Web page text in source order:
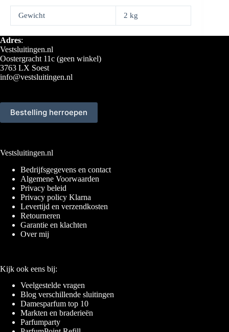
Gewicht 2 kg
Adres:
Vestsluitingen.nl
Oostergracht 11c (geen winkel)
3763 LX Soest
info@vestsluitingen.nl
Bestelling herroepen
Vestsluitingen.nl
Bedrijfsgegevens en contact
Algemene Voorwaarden
Privacy beleid
Privacy policy Klarna
Levertijd en verzendkosten
Retourneren
Garantie en klachten
Over mij
Kijk ook eens bij:
Veelgestelde vragen
Blog verschillende sluitingen
Damesparfum top 10
Markten en braderieën
Parfumparty